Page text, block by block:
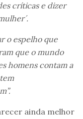
críticas e dizer
o espelho que
que o mundo
homens contam a
ainda melhor